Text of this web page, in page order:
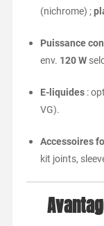
(nichrome) ;
Puissance
env. 120 W
E-liquides:
VG).
Accessoires
kit joints,